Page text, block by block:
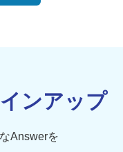
ンアップ
Answerを